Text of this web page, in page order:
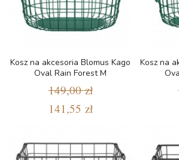
Kosz na akcesoria Blomus Kago
Oval Rain Forest M
149,00 zł
141,55 zł
Kosz na